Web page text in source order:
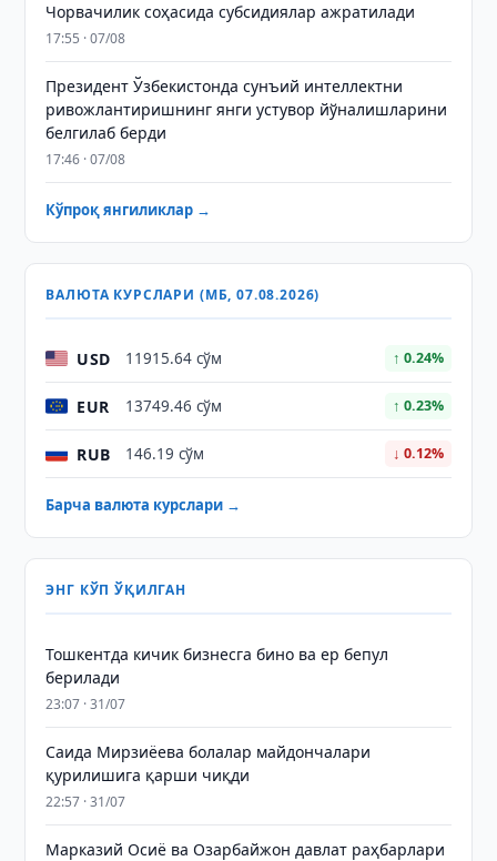
Чорвачилик соҳасида субсидиялар ажратилади
17:55 · 07/08
Президент Ўзбекистонда сунъий интеллектни
ривожлантиришнинг янги устувор йўналишларини
белгилаб берди
17:46 · 07/08
Кўпроқ янгиликлар →
ВАЛЮТА КУРСЛАРИ (МБ, 07.08.2026)
USD 11915.64 сўм ↑ 0.24%
EUR 13749.46 сўм ↑ 0.23%
RUB 146.19 сўм ↓ 0.12%
Барча валюта курслари →
ЭНГ КЎП ЎҚИЛГАН
Тошкентда кичик бизнесга бино ва ер бепул
берилади
23:07 · 31/07
Саида Мирзиёева болалар майдончалари
қурилишига қарши чиқди
22:57 · 31/07
Марказий Осиё ва Озарбайжон давлат раҳбарлари